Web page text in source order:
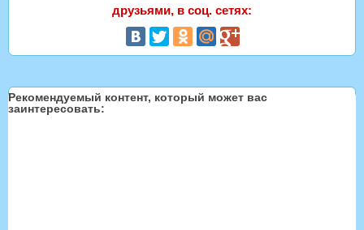
друзьями, в соц. сетях:
Рекомендуемый контент, который может вас
заинтересовать: